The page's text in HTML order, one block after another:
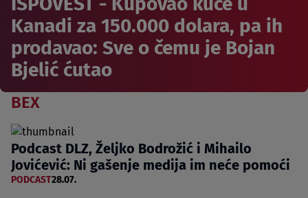
Kanadi za 150.000 dolara, pa ih
prodavao: Sve o čemu je Bojan
Bjelić ćutao
BEX
Podcast DLZ, Željko Bodrožić i Mihailo
Jovićević: Ni gašenje medija im neće pomoći
PODCAST28.07.